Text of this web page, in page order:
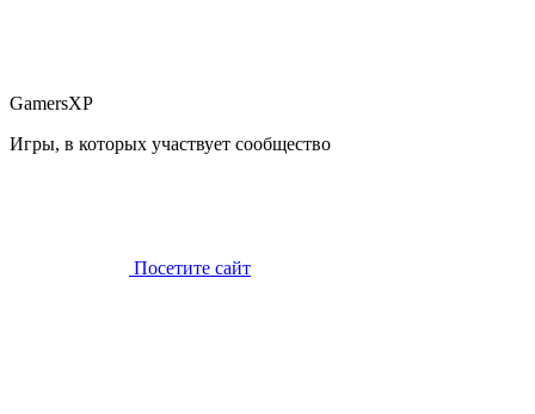
GamersXP
Игры, в которых участвует сообщество
Посетите сайт